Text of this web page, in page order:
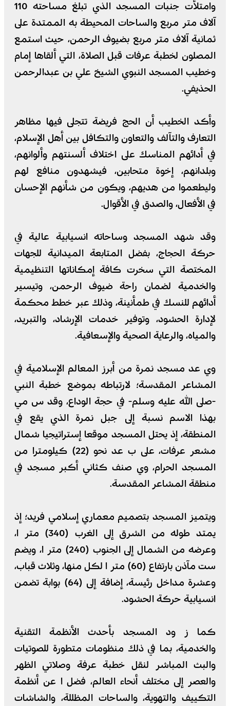
وامتلأت جنبات المسجد الذي تبلغ مساحته 110
آلاف متر مربع والساحات المحيطة به الممتدة على
ثمانية آلاف متر مربع بضيوف الرحمن، حيث استمع
المصلون لخطبة عرفات قبل الصلاة، التي ألقاها إمام
وخطيب المسجد النبوي الشيخ علي بن عبدالرحمن
الحذيفي.
وأكد الخطيب أن الحج فريضة تتجلى فيها مظاهر
التعارف والتآلف والتعاون والتكافل بين أهل الإسلام،
في أدائهم المناسك على اختلاف ألسنتهم وألوانهم،
وبلدانهم، إخوة متحابين، فيشهدون منافع لهم
وليطعموا من هديهم، ويكون من شأنهم الإحسان
في الأفعال، والصدق في الأقوال.
وقد شهد المسجد وساحاته انسيابية عالية في
حركة الحجاج، بفضل المتابعة الميدانية للجهات
المختصة التي سخرت كافة إمكاناتها التنظيمية
والخدمية لضمان راحة ضيوف الرحمن، وتيسير
أدائهم للنسك في طمأنينة، وذلك عبر خطط محكمة
لإدارة الحشود، وتوفير خدمات الإرشاد، والتبريد،
والمياه، والرعاية الصحية والإسعافية.
وي عد مسجد نمرة من أبرز المعالم الإسلامية في
المشاعر المقدسة؛ لارتباطه بموضع خطبة النبي
-صلى الله عليه وسلم- في حجة الوداع، وقد س مي
بهذا الاسم نسبة إلى جبل نمرة الذي يقع في
المنطقة، إذ يحتل المسجد موقعا إستراتيجيا شمال
مشعر عرفات، على ب عد نحو (22) كيلومترا من
المسجد الحرام، وي صنف كثاني أكبر مسجد في
منطقة المشاعر المقدسة.
ويتميز المسجد بتصميم معماري إسلامي فريد؛ إذ
يمتد طوله من الشرق إلى الغرب (340) متر ا،
وعرضه من الشمال إلى الجنوب (240) متر ا، ويضم
ست مآذن بارتفاع (60) متر ا لكل منها، وثلاث قباب،
وعشرة مداخل رئيسة، إضافة إلى (64) بوابة تضمن
انسيابية حركة الحشود.
كما ز ود المسجد بأحدث الأنظمة التقنية
والخدمية، بما في ذلك منظومات متطورة للصوتيات
والبث المباشر لنقل خطبة عرفة وصلاتي الظهر
والعصر إلى مختلف أنحاء العالم، فضل ا عن أنظمة
التكييف والتهوية، والساحات المظللة، والشاشات